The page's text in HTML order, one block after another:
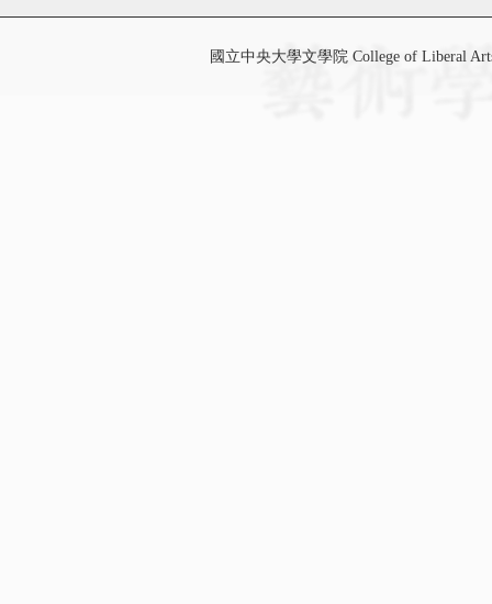
國立中央大學文學院 College of Liberal